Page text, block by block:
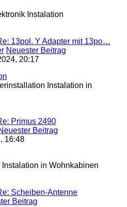
Instalation
13pol. Y Adapter mit 13po…
Neuester Beitrag
20:17
Instalation in
Primus 2490
Beitrag
16:48
in Wohnkabinen
Scheiben-Antenne
Beitrag